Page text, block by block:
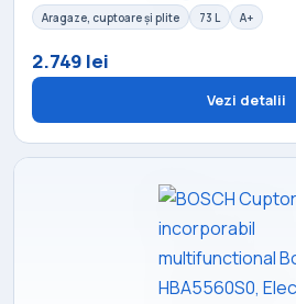
Aragaze, cuptoare și plite 73 L A+
2.749 lei
Vezi detalii